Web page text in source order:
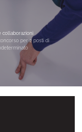
collaborazioni
per 2 posti di